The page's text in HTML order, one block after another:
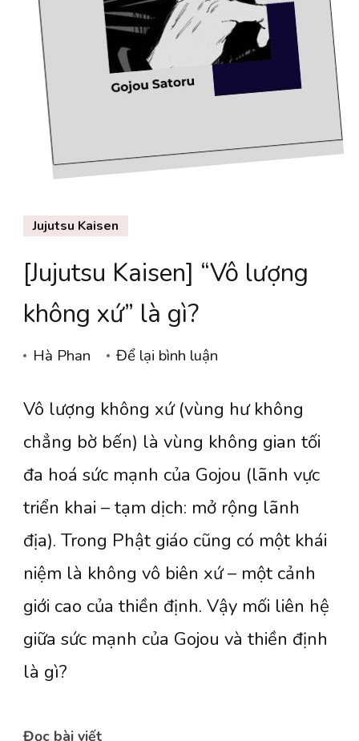
Jujutsu Kaisen
[Jujutsu Kaisen] “Vô lượng
không xứ” là gì?
Hà Phan Để lại bình luận
Kaisen]
“Vô
lượng
xứ”
là
gì?
Vô lượng không xứ (vùng hư không
chẳng bờ bến) là vùng không gian tối
đa hoá sức mạnh của Gojou (lãnh vực
triển khai – tạm dịch: mở rộng lãnh
địa). Trong Phật giáo cũng có một khái
niệm là không vô biên xứ – một cảnh
giới cao của thiền định. Vậy mối liên hệ
giữa sức mạnh của Gojou và thiền định
là gì?
Đọc bài viết